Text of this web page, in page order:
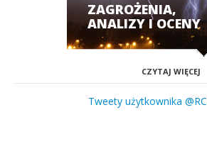
ZAGROŻENIA,
ANALIZY I OCENY
CZYTAJ WIĘCEJ
Tweety użytkownika